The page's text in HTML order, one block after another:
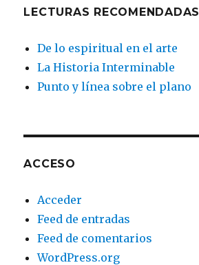
LECTURAS RECOMENDADAS
De lo espiritual en el arte
La Historia Interminable
Punto y línea sobre el plano
ACCESO
Acceder
Feed de entradas
Feed de comentarios
WordPress.org